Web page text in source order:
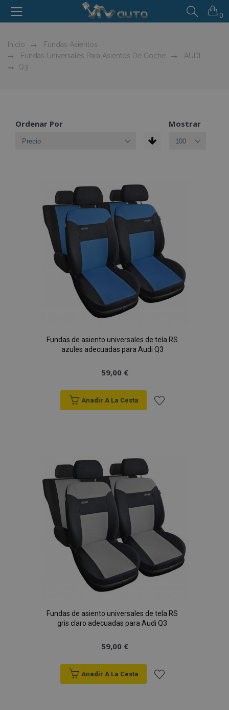
0
Inicio
Fundas Asientos
Fundas Universales Para Asientos De Coche
AUDI
Q3
Ordenar Por Mostrar
Fundas de asiento universales de tela RS
azules adecuadas para Audi Q3
59,00 €
Anadir A La Cesta
de
Deseos
Fundas de asiento universales de tela RS
gris claro adecuadas para Audi Q3
59,00 €
Anadir A La Cesta